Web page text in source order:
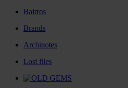
Bairros
Brands
Archinotes
Lost files